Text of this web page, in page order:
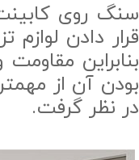
سنگ روی کابینت
قرار دادن
بنابراین
بودن آن از
در نظر گرفت.